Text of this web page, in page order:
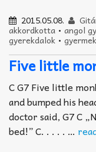
2015.05.08.
akkordkotta • angol
gyerekdalok •
Five little
C G7 Five little
and bumped his
doctor said, G7 C
bed!” C. . . . . …